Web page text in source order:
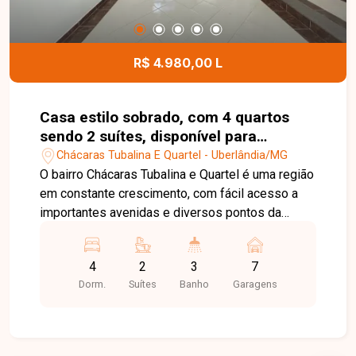
distribuição dos espaços, armários nos quartos e
na cozinha e ótimo aproveitamento do terreno.
Entre em contato com a Delta Imóveis e agende
sua visita. Nossa equipe está pronta para
ajudar você a encontrar o lugar ideal para viver
com conforto e qualidade.
R$ 4.980,00 L
Casa estilo sobrado, com 4 quartos
sendo 2 suítes, disponível para
locação no bairro Chácaras Tubalina e
Quartel em Uberlândia-MG
Chácaras Tubalina E Quartel - Uberlândia/MG
O bairro Chácaras Tubalina e Quartel é uma região
em constante crescimento, com fácil acesso a
importantes avenidas e diversos pontos da
dia, contando com comércios, serviços e uma
infraestrutura que proporciona conforto e
excelente qualidade de vida para toda a família.
4
Dorm.
2
Suítes
3
Banho
7
Garagens